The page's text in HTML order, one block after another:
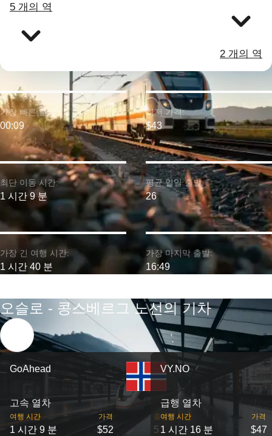
5 개의 역
2 개의 역
최단 이동 시간:
1 시간 9 분
가장 빠른 출발:
00:09
가장 긴 여행 시간:
1 시간 40 분
최저 가격:
$43
평균 일일 출발:
26
가장 마지막 출발:
16:49
오슬로 - 콩스베르그 노선의 기차
GoAhead
고속 열차
여행 시간
1 시간 9 분
가격
$52
출발
5
VY.NO
급행 열차
여행 시간
1 시간 16 분
가격
$47